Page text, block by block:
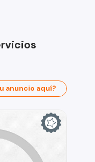
anuncio aquí?